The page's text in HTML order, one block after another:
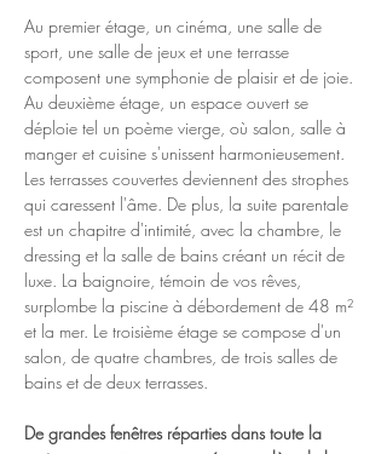
Au premier étage, un cinéma, une salle de
sport, une salle de jeux et une terrasse
composent une symphonie de plaisir et de joie.
Au deuxième étage, un espace ouvert se
déploie tel un poème vierge, où salon, salle à
manger et cuisine s'unissent harmonieusement.
Les terrasses couvertes deviennent des strophes
qui caressent l'âme. De plus, la suite parentale
est un chapitre d'intimité, avec la chambre, le
dressing et la salle de bains créant un récit de
luxe. La baignoire, témoin de vos rêves,
surplombe la piscine à débordement de 48 m²
et la mer. Le troisième étage se compose d'un
salon, de quatre chambres, de trois salles de
bains et de deux terrasses.
De grandes fenêtres réparties dans toute la